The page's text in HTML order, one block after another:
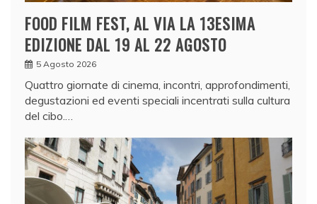
FOOD FILM FEST, AL VIA LA 13ESIMA
EDIZIONE DAL 19 AL 22 AGOSTO
5 Agosto 2026
Quattro giornate di cinema, incontri, approfondimenti,
degustazioni ed eventi speciali incentrati sulla cultura
del cibo.…